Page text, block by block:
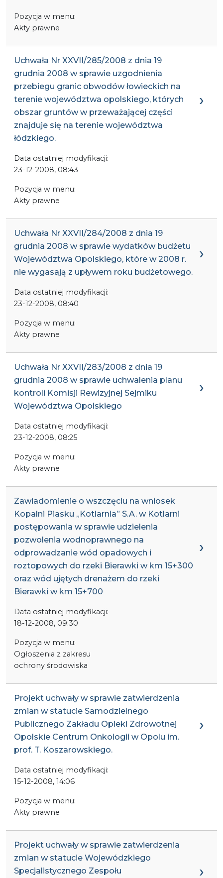
Pozycja w menu:
Akty prawne
Uchwała Nr XXVII/285/2008 z dnia 19
grudnia 2008 w sprawie uzgodnienia
przebiegu granic obwodów łowieckich na
terenie województwa opolskiego, których
obszar gruntów w przeważającej części
znajduje się na terenie województwa
łódzkiego.
Data ostatniej modyfikacji:
23-12-2008, 08:43
Pozycja w menu:
Akty prawne
Uchwała Nr XXVII/284/2008 z dnia 19
grudnia 2008 w sprawie wydatków budżetu
Województwa Opolskiego, które w 2008 r.
nie wygasają z upływem roku budżetowego.
Data ostatniej modyfikacji:
23-12-2008, 08:40
Pozycja w menu:
Akty prawne
Uchwała Nr XXVII/283/2008 z dnia 19
grudnia 2008 w sprawie uchwalenia planu
kontroli Komisji Rewizyjnej Sejmiku
Województwa Opolskiego
Data ostatniej modyfikacji:
23-12-2008, 08:25
Pozycja w menu:
Akty prawne
Zawiadomienie o wszczęciu na wniosek
Kopalni Piasku „Kotlarnia” S.A. w Kotlarni
postępowania w sprawie udzielenia
pozwolenia wodnoprawnego na
odprowadzanie wód opadowych i
roztopowych do rzeki Bierawki w km 15+300
oraz wód ujętych drenażem do rzeki
Bierawki w km 15+700
Data ostatniej modyfikacji:
18-12-2008, 09:30
Pozycja w menu:
Ogłoszenia z zakresu
ochrony środowiska
Projekt uchwały w sprawie zatwierdzenia
zmian w statucie Samodzielnego
Publicznego Zakładu Opieki Zdrowotnej
Opolskie Centrum Onkologii w Opolu im.
prof. T. Koszarowskiego.
Data ostatniej modyfikacji:
15-12-2008, 14:06
Pozycja w menu:
Akty prawne
Projekt uchwały w sprawie zatwierdzenia
zmian w statucie Wojewódzkiego
Specjalistycznego Zespołu